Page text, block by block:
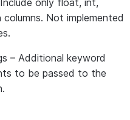
only float, int,
columns. Not implemented
– Additional keyword
to be passed to the